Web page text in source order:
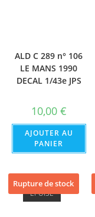
ALD C 289 n° 106
LE MANS 1990
DECAL 1/43e JPS
10,00 €
AJOUTER AU
PANIER
Rupture de stock
ÉPUISÉ